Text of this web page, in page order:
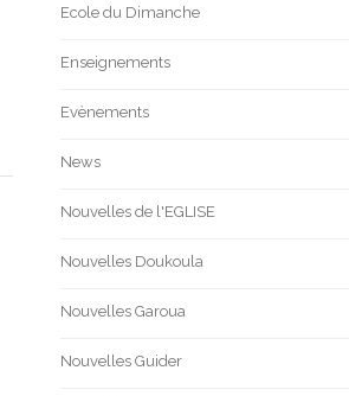
Ecole du Dimanche
Enseignements
Evènements
News
Nouvelles de l'EGLISE
Nouvelles Doukoula
Nouvelles Garoua
Nouvelles Guider